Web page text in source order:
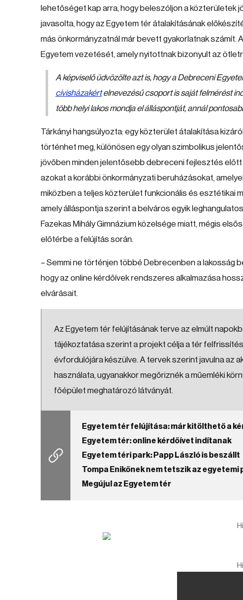
lehetőséget kap arra, hogy beleszóljon a közterületek
javasolta, hogy az Egyetem tér átalakításának
más önkormányzatnál már bevett gyakorlatnak
Egyetem vezetését, amely nyitottnak bizonyult az
A képviselő üdvözölte azt is, hogy a Debreceni
cívisházakértelnevezésű csoport is saját felmérést
több helyi lakos mondja el álláspontját, annál
Tárkányi hangsúlyozta: egy közterület átalakítása
történhet meg, különösen egy olyan szimbolikus
jövőben minden jelentősebb debreceni fejlesztés
azokat a korábbi önkormányzati beruházásokat,
miközben a teljes közterület funkcionális és esztétikai
amely álláspontja szerint a belváros egyik
Fazekas Mihály Gimnázium közelsége miatt, mégis
előtérbe a felújítás során.
– Semmi ne történjen többé Debrecenben a lakosság
hogy az online kérdőívek rendszeres alkalmazása
elvárásait.
Az Egyetem tér felújításának terve az elmúlt
tájékoztatása szerint a projekt célja a tér
évfordulójára készülve. A tervek szerint javulna az
használata, ugyanakkor megőriznék a műemléki
főépület meghatározó látványát.
Egyetem tér felújítása: már kitölthető a
Egyetem tér: online kérdőívet indítanak
Egyetem téri park: Papp László is beszállt
Tompa Enikőnek nem tetszik az egyetemi
Megújul az Egyetem tér